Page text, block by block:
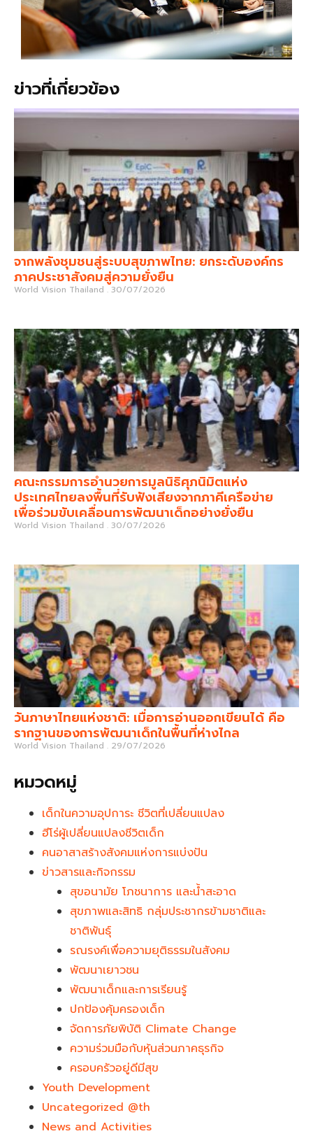
ข่าวที่เกี่ยวข้อง
จากพลังชุมชนสู่ระบบสุขภาพไทย: ยกระดับองค์กร
ภาคประชาสังคมสู่ความยั่งยืน
World Vision Thailand 30/07/2026
คณะกรรมการอำนวยการมูลนิธิศุภนิมิตแห่ง
ประเทศไทยลงพื้นที่รับฟังเสียงจากภาคีเครือข่าย
เพื่อร่วมขับเคลื่อนการพัฒนาเด็กอย่างยั่งยืน
World Vision Thailand 30/07/2026
วันภาษาไทยแห่งชาติ: เมื่อการอ่านออกเขียนได้ คือ
รากฐานของการพัฒนาเด็กในพื้นที่ห่างไกล
World Vision Thailand 29/07/2026
หมวดหมู่
เด็กในความอุปการะ ชีวิตที่เปลี่ยนแปลง
ฮีโร่ผู้เปลี่ยนแปลงชีวิตเด็ก
คนอาสาสร้างสังคมแห่งการแบ่งปัน
ข่าวสารและกิจกรรม
สุขอนามัย โภชนาการ และน้ำสะอาด
สุขภาพและสิทธิ กลุ่มประชากรข้ามชาติและ
ชาติพันธุ์
รณรงค์เพื่อความยุติธรรมในสังคม
พัฒนาเยาวชน
พัฒนาเด็กและการเรียนรู้
ปกป้องคุ้มครองเด็ก
จัดการภัยพิบัติ Climate Change
ความร่วมมือกับหุ้นส่วนภาคธุรกิจ
ครอบครัวอยู่ดีมีสุข
Youth Development​
Uncategorized @th
News and Activities